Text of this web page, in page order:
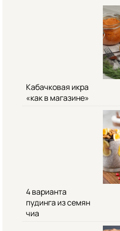
Кабачковая икра
«как в магазине»
4 варианта
пудинга из семян
чиа